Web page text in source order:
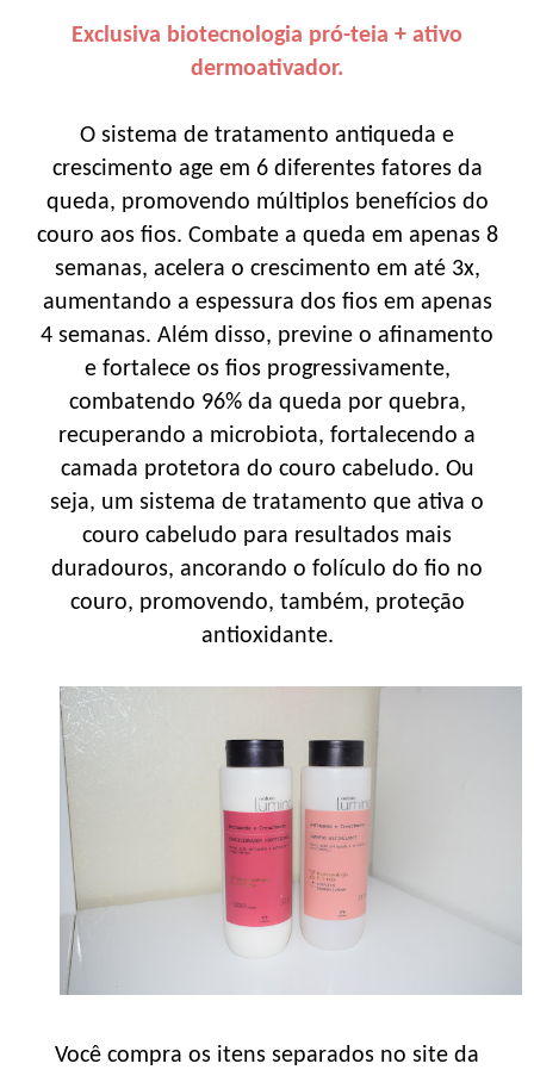
Exclusiva biotecnologia pró-teia + ativo
dermoativador.
O sistema de tratamento antiqueda e
crescimento age em 6 diferentes fatores da
queda, promovendo múltiplos benefícios do
couro aos fios. Combate a queda em apenas 8
semanas, acelera o crescimento em até 3x,
aumentando a espessura dos fios em apenas
4 semanas. Além disso, previne o afinamento
e fortalece os fios progressivamente,
combatendo 96% da queda por quebra,
recuperando a microbiota, fortalecendo a
camada protetora do couro cabeludo. Ou
seja, um sistema de tratamento que ativa o
couro cabeludo para resultados mais
duradouros, ancorando o folículo do fio no
couro, promovendo, também, proteção
antioxidante.
Você compra os itens separados no site da